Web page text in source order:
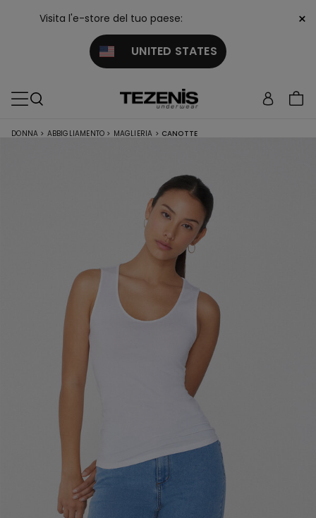
Visita l'e-store del tuo paese:
UNITED STATES
×
DONNA > ABBIGLIAMENTO > MAGLIERIA > CANOTTE